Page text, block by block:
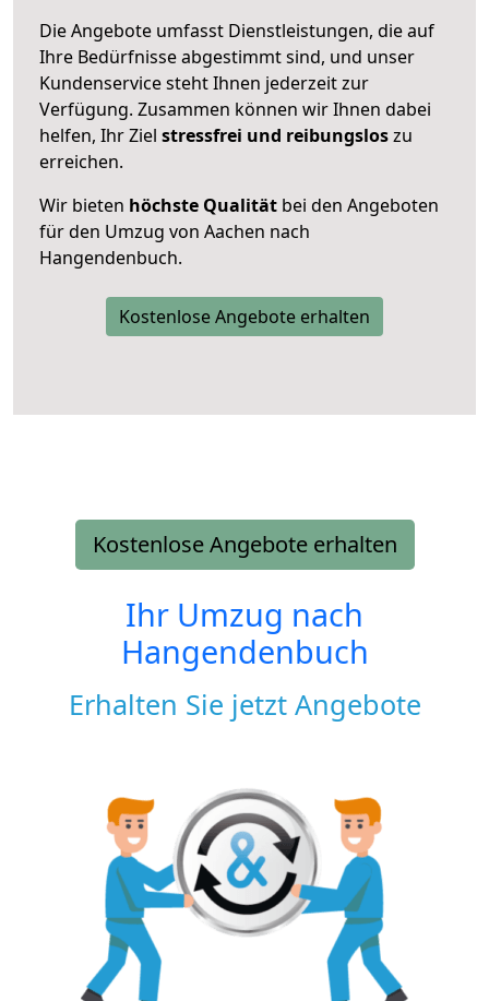
Die Angebote umfasst Dienstleistungen, die auf
Ihre Bedürfnisse abgestimmt sind, und unser
Kundenservice steht Ihnen jederzeit zur
Verfügung. Zusammen können wir Ihnen dabei
helfen, Ihr Ziel stressfrei und reibungsloszu
erreichen.
Wir bieten höchste Qualität bei den Angeboten
für den Umzug von Aachen nach
Hangendenbuch.
Kostenlose Angebote erhalten
Kostenlose Angebote erhalten
Ihr Umzug nach
Hangendenbuch
Erhalten Sie jetzt Angebote